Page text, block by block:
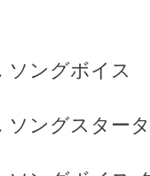
ソングボ
ソングスタ